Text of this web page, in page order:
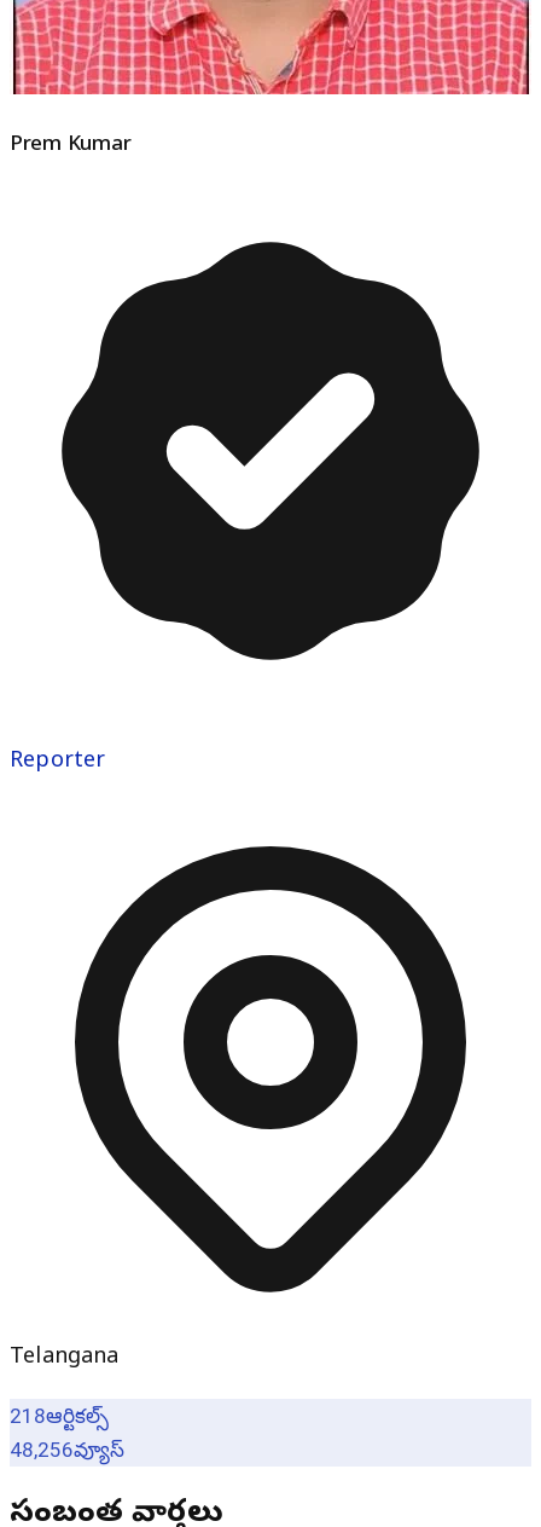
Prem Kumar
Reporter
Telangana
218ఆర్టికల్స్
48,256వ్యూస్
సంబంధిత వార్తలు